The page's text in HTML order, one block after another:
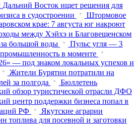
Дальний Восток ищет решения для
в судостроении
Штормовое
крае: 7 августа юг накроют
между Хэйхэ и Благовещенском
большой воды
Пульс угля — 3
промышленность в моменте
— под знаком локальных успехов и
Жители Бурятии потратили на
за полгода
Бюллетень
обзор туристической отрасли ДФО
центр поддержки бизнеса попал в
РФ
Якутские аграрии
топлива для посевной и заготовки